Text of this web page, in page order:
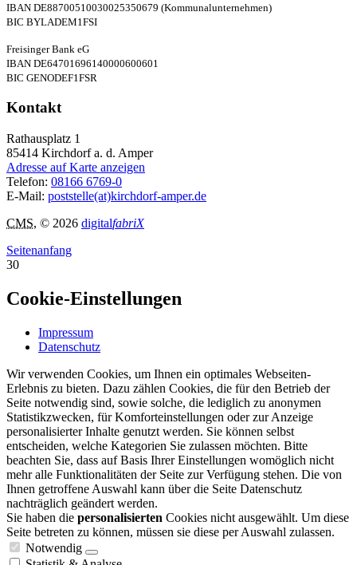
IBAN DE88700510030025350679 (Kommunalunternehmen)
BIC BYLADEM1FSI
Freisinger Bank eG
IBAN DE64701696140000600601
BIC GENODEF1FSR
Kontakt
Rathausplatz 1
85414 Kirchdorf a. d. Amper
Adresse auf Karte anzeigen
Telefon: 08166 6769-0
E-Mail: poststelle(at)kirchdorf-amper.de
CMS, © 2026 digitalfabriX
Seitenanfang
30
Cookie-Einstellungen
Impressum
Datenschutz
Wir verwenden Cookies, um Ihnen ein optimales Webseiten-
Erlebnis zu bieten. Dazu zählen Cookies, die für den Betrieb der
Seite notwendig sind, sowie solche, die lediglich zu anonymen
Statistikzwecken, für Komforteinstellungen oder zur Anzeige
personalisierter Inhalte genutzt werden. Sie können selbst
entscheiden, welche Kategorien Sie zulassen möchten. Bitte
beachten Sie, dass auf Basis Ihrer Einstellungen womöglich nicht
mehr alle Funktionalitäten der Seite zur Verfügung stehen. Die von
Ihnen getroffene Auswahl kann über die Seite Datenschutz
nachträglich geändert werden.
Sie haben die personalisierten Cookies nicht ausgewählt. Um diese
Seite betreten zu können, müssen sie diese per Auswahl zulassen.
Notwendig